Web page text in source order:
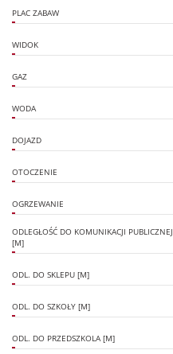
PLAC ZABAW
WIDOK
GAZ
WODA
DOJAZD
OTOCZENIE
OGRZEWANIE
ODLEGŁOŚĆ DO KOMUNIKACJI PUBLICZNEJ
[M]
ODL. DO SKLEPU [M]
ODL. DO SZKOŁY [M]
ODL. DO PRZEDSZKOLA [M]